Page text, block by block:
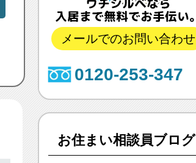
メールでのお問い合わせ
0120-253-347
お住まい相談員ブログ